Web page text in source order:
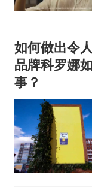
如何做出令
品牌科罗娜
事？